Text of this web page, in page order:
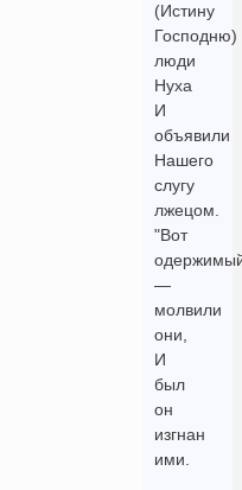
(Истину
Господню)
люди
Нуха
И
объявили
Нашего
слугу
лжецом.
"Вот
—
молвили
они,
И
был
он
изгнан
ими.